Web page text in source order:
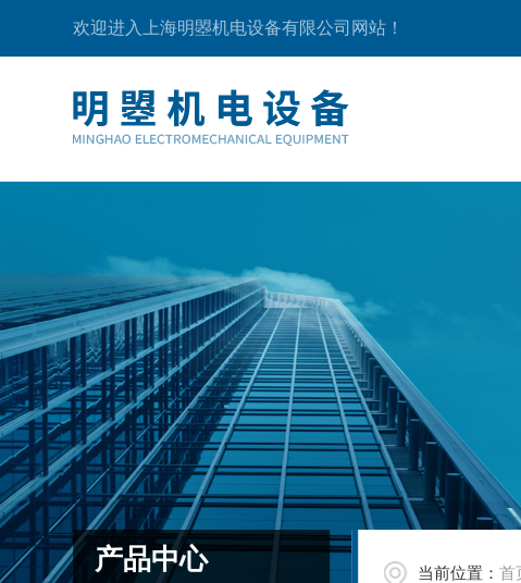
欢迎进入上海明曌机电设备有限公司网站！
产品中心 当前位置：首